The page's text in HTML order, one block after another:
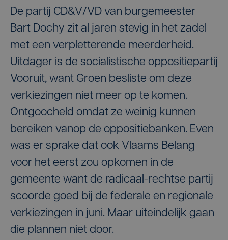
9 Van den driessche Peggy
10 Naessens Zanna
Deboosere Annick
12 Lefebvre Pieter
13 Lietaer Shirley
De Buck Yarne
15 Grymonprez Marie-Jeanne
16 Clicque Mirte
Claeys Sven
18 Vandenbroucke Steven
19 Pardo Stefanie
8
9 Knockaert Gilles
10 Dhaene Margaux
11
12 Driessens Jeroen
13 Vanhoutte Luc
14
15 Vansteenkiste Nancy
16 Vermaut-Van Isacker Katelijn
Cornelis Franky
De partij CD&V/VD van burgemeester
Bart Dochy zit al jaren stevig in het zadel
met een verpletterende meerderheid.
Uitdager is de socialistische oppositiepartij
Vooruit, want Groen besliste om deze
verkiezingen niet meer op te komen.
Ontgoocheld omdat ze weinig kunnen
bereiken vanop de oppositiebanken. Even
was er sprake dat ook Vlaams Belang
voor het eerst zou opkomen in de
gemeente want de radicaal-rechtse partij
scoorde goed bij de federale en regionale
verkiezingen in juni. Maar uiteindelijk gaan
die plannen niet door.